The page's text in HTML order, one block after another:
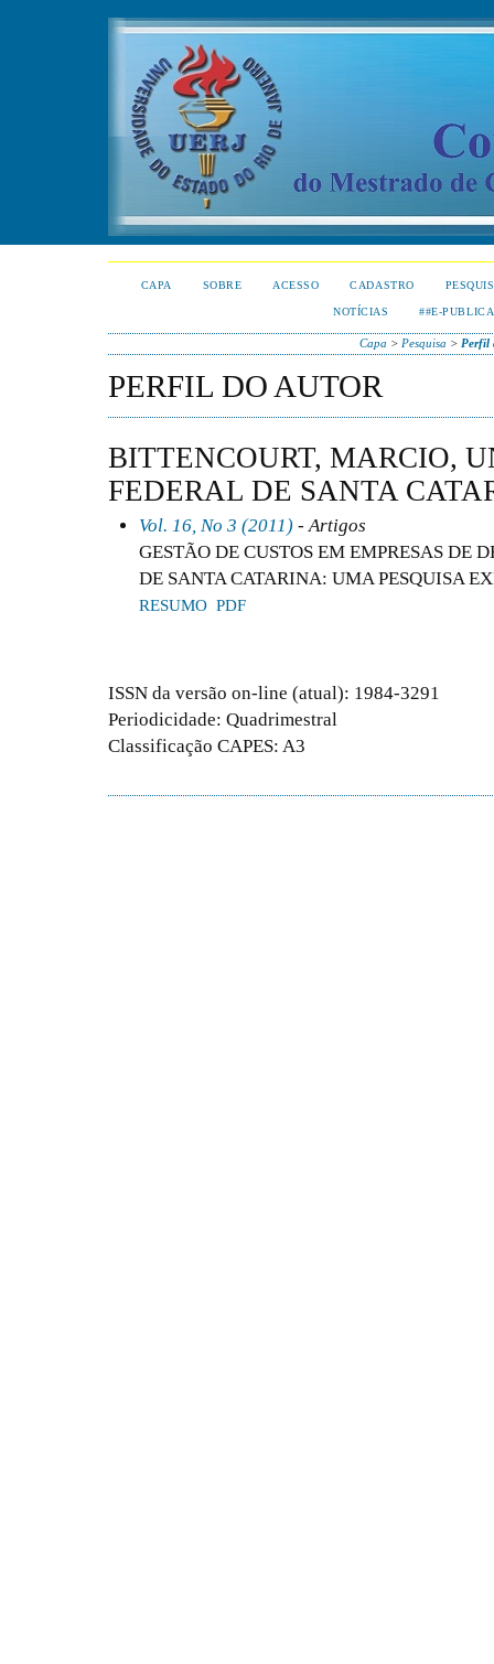
CAPA SOBRE ACESSO CADASTRO
NOTÍCIAS ##E-
Capa > Pesquisa > Perfil
PERFIL DO AUTOR
BITTENCOURT, MARCIO,
FEDERAL DE SANTA
Vol. 16, No 3 (2011) - Artigos
GESTÃO DE CUSTOS EM EMPRESAS DE
DE SANTA CATARINA: UMA PESQUISA
RESUMO PDF
ISSN da versão on-line (atual): 1984-3291
Periodicidade: Quadrimestral
Classificação CAPES: A3